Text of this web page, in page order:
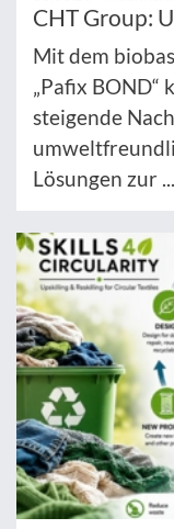
CHT Group:
Mit dem
„Pafix BOND“
steigende
Lösungen zur ...